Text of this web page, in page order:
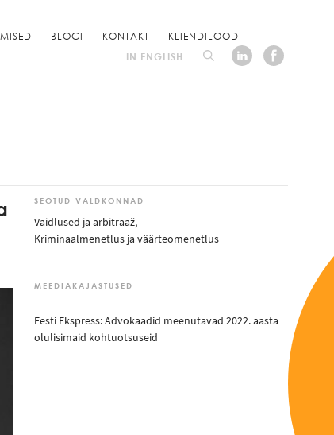
BLOGI KONTAKT
KLIENDILOOD
IN ENGLISH
SEOTUD VALDKONNAD
Vaidlused ja arbitraaž,
Kriminaalmenetlus ja väärteomenetlus
MEEDIAKAJASTUSED
Eesti Ekspress: Advokaadid meenutavad 2022. aasta
olulisimaid kohtuotsuseid